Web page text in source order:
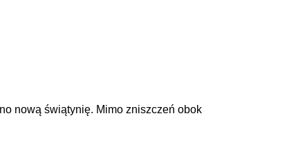
nową świątynię. Mimo zniszczeń obok